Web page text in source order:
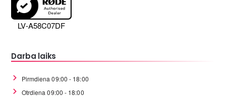
LV-A58C07DF
Darba laiks
Pirmdiena 09:00 - 18:00
Otrdiena 09:00 - 18:00